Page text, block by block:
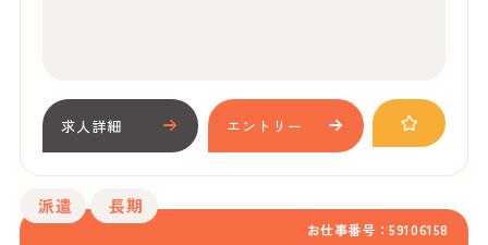
求人詳細 エントリー
お仕事番号：59106158
派遣 長期